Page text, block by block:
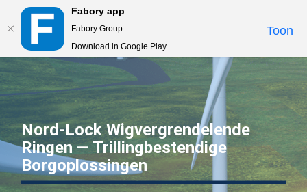
Fabory app
Fabory Group
Download in Google Play
Toon
text.skipToContent
text.skipToNavigation
Nord-Lock Wigvergrendelende
Ringen — Trillingbestendige
Borgoplossingen